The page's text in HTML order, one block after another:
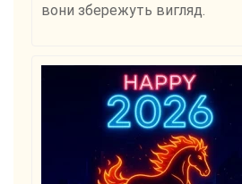
вони збережуть вигляд.